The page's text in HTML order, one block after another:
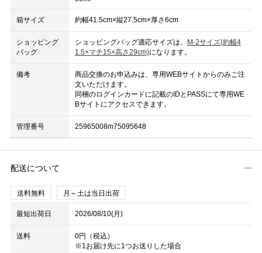
箱サイズ 約幅41.5cm×縦27.5cm×厚さ6cm
ショッピング
バッグ
ショッピングバッグ適応サイズは、 M-2サイズ(約幅4
1.5×マチ15×高さ29cm)になります。
備考
商品交換のお申込みは、専用WEBサイトからのみご注
文いただけます。
同梱のログインカードに記載のIDとPASSにて専用WE
Bサイトにアクセスできます。
管理番号 25965008m75095648
配送について
送料無料 月～土は当日出荷
最短出荷日 2026/08/10(月)
送料
0円（税込）
※1お届け先に1つお送りした場合